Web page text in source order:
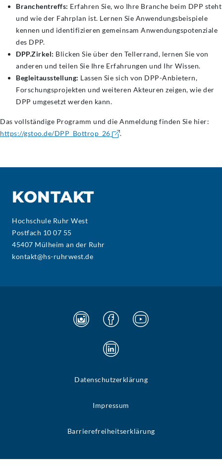
Branchentreffs: Erfahren Sie, wo Ihre Branche beim DPP steht
und wie der Fahrplan ist. Lernen Sie Anwendungsbeispiele
kennen und identifizieren gemeinsam Anwendungspotenziale
des DPP.
DPP.Zirkel: Blicken Sie über den Tellerrand, lernen Sie von
anderen und teilen Sie Ihre Erfahrungen und Ihr Wissen.
Begleitausstellung: Lassen Sie sich von DPP-Anbietern,
Forschungsprojekten und weiteren Akteuren zeigen, wie der
DPP umgesetzt werden kann.
Das vollständige Programm und die Anmeldung finden Sie hier:
https://gstoo.de/DPP_Bottrop_26
.
KONTAKT
Hochschule Ruhr West
Postfach 10 07 55
45407 Mülheim an der Ruhr
kontakt@hs-ruhrwest.de
Datenschutzerklärung
Impressum
Barrierefreiheitserklärung